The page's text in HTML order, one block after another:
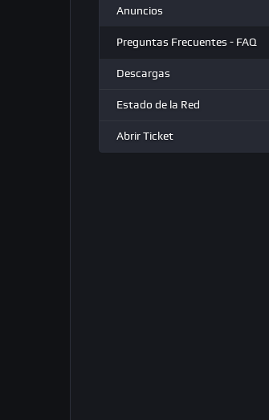
Anuncios
Preguntas Frecuentes - FAQ
Descargas
Estado de la Red
Abrir Ticket